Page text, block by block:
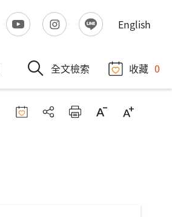
English
全文檢索 收藏 0